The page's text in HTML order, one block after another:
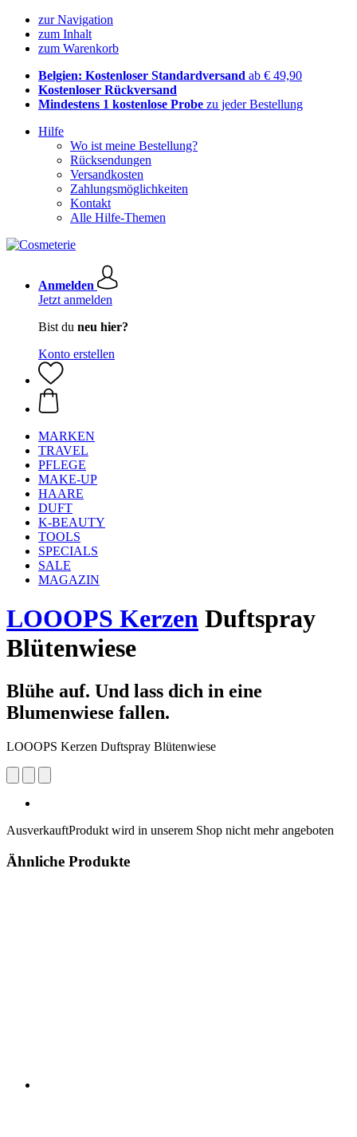
zur Navigation
zum Inhalt
zum Warenkorb
Belgien: Kostenloser Standardversand ab € 49,90
Kostenloser Rückversand
Mindestens 1 kostenlose Probe zu jeder Bestellung
Hilfe
Wo ist meine Bestellung?
Rücksendungen
Versandkosten
Zahlungsmöglichkeiten
Kontakt
Alle Hilfe-Themen
Anmelden
Jetzt anmelden
Bist du neu hier?
Konto erstellen
MARKEN
TRAVEL
PFLEGE
MAKE-UP
HAARE
DUFT
K-BEAUTY
TOOLS
SPECIALS
SALE
MAGAZIN
LOOOPS Kerzen Duftspray
Blütenwiese
Blühe auf. Und lass dich in eine
Blumenwiese fallen.
LOOOPS Kerzen Duftspray Blütenwiese
AusverkauftProdukt wird in unserem Shop nicht mehr angeboten
Ähnliche Produkte